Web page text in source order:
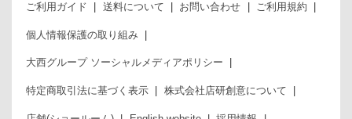
ご利用ガイド 送料について お問い合わせ ご利用規約
個人情報保護の取り組み
大西グループ ソーシャルメディアポリシー
特定商取引法に基づく表示 株式会社店研創意について